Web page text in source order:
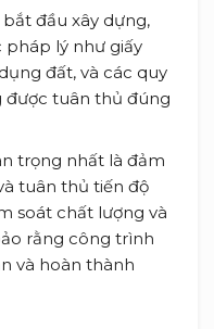
đầu xây dựng,
lý như giấy
đất, và các quy
được tuân thủ đúng
trọng nhất là đảm
tuân thủ tiến độ
soát chất lượng và
rằng công trình
và hoàn thành